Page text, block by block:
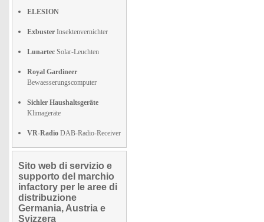
ELESION
Exbuster Insektenvernichter
Lunartec Solar-Leuchten
Royal Gardineer
Bewaesserungscomputer
Sichler Haushaltsgeräte
Klimageräte
VR-Radio DAB-Radio-Receiver
Sito web di servizio e
supporto del marchio
infactory per le aree di
distribuzione
Germania, Austria e
Svizzera